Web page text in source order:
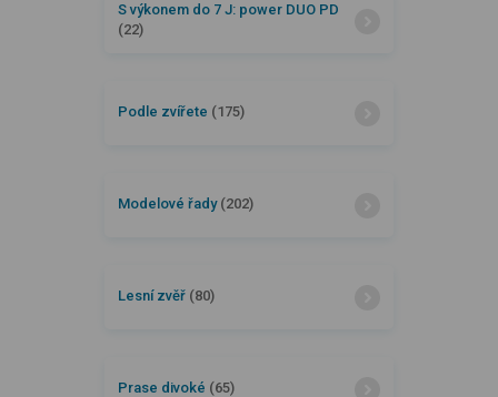
S výkonem do 7 J: power DUO PD
(22)
Podle zvířete (175)
Modelové řady (202)
Lesní zvěř (80)
Prase divoké (65)